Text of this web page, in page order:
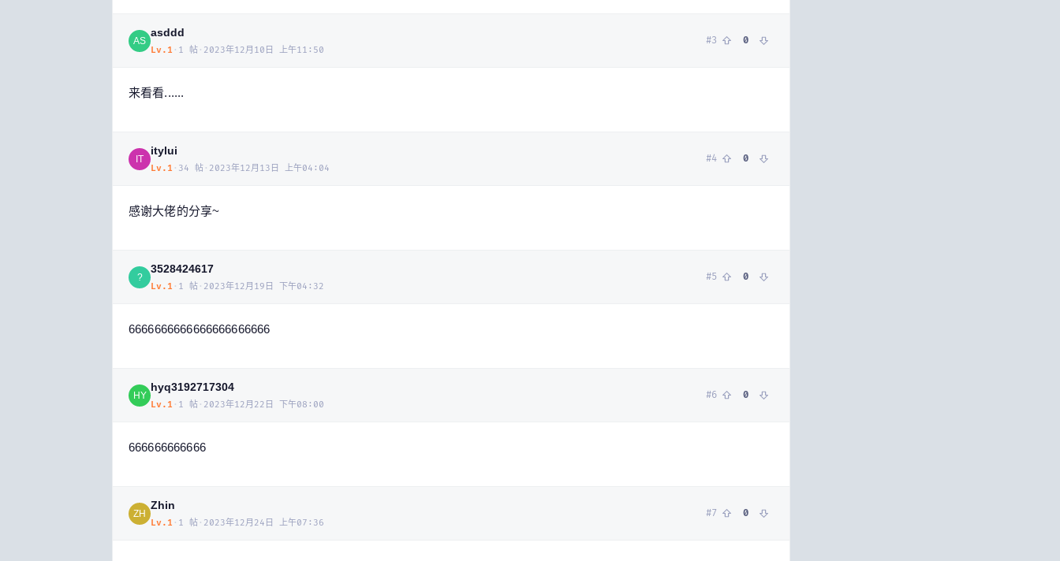
AS
asddd
Lv. 1 · 1 帖 · 2023年12月10日 上午11:50
#3 0
来看看......
IT
itylui
Lv. 1 · 34 帖 · 2023年12月13日 上午04:04
#4 0
感谢大佬的分享~
?
3528424617
Lv. 1 · 1 帖 · 2023年12月19日 下午04:32
#5 0
6666666666666666666666
HY
hyq3192717304
Lv. 1 · 1 帖 · 2023年12月22日 下午08:00
#6 0
666666666666
ZH
Zhin
Lv. 1 · 1 帖 · 2023年12月24日 上午07:36
#7 0